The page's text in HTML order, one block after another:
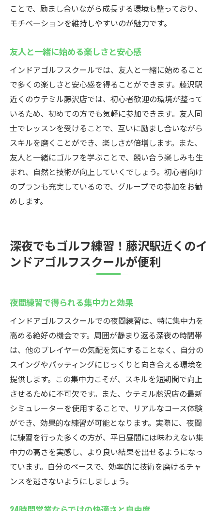
ことで、励まし合いながら成長する環境も整っており、
モチベーションを維持しやすいのが魅力です。
友人と一緒に始める楽しさと安心感
インドアゴルフスクールでは、友人と一緒に始めること
で多くの楽しさと安心感を得ることができます。藤沢駅
近くのウテミル藤沢店では、初心者歓迎の環境が整って
いるため、初めての方でも気軽に参加できます。友人同
士でレッスンを受けることで、互いに励まし合いながら
スキルを磨くことができ、楽しさが倍増します。また、
友人と一緒にゴルフを学ぶことで、競い合う楽しみも生
まれ、自然と技術が向上していくでしょう。初心者向け
のプランも充実しているので、グループでの参加をお勧
めします。
深夜でもゴルフ練習！藤沢駅近くのイ
ンドアゴルフスクールが便利
夜間練習で得られる集中力と効果
インドアゴルフスクールでの夜間練習は、特に集中力を
高める絶好の機会です。周囲が静まり返る深夜の時間帯
は、他のプレイヤーの気配を気にすることなく、自分の
スイングやパッティングにじっくりと向き合える環境を
提供します。この集中力こそが、スキルを短期間で向上
させるために不可欠です。また、ウテミル藤沢店の最新
シミュレーターを使用することで、リアルなコース体験
ができ、効果的な練習が可能となります。実際に、夜間
に練習を行った多くの方が、平日昼間には味わえない集
中力の高さを実感し、より良い結果を出せるようになっ
ています。自分のペースで、効率的に技術を磨けるチャ
ンスを逃さないようにしましょう。